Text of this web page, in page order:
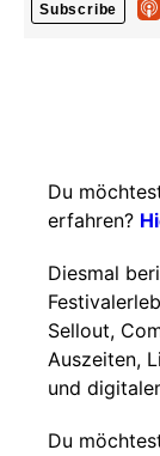
Subscribe
Du
erfahren?
Diesmal
Sellout,
Auszeiten,
und
Du